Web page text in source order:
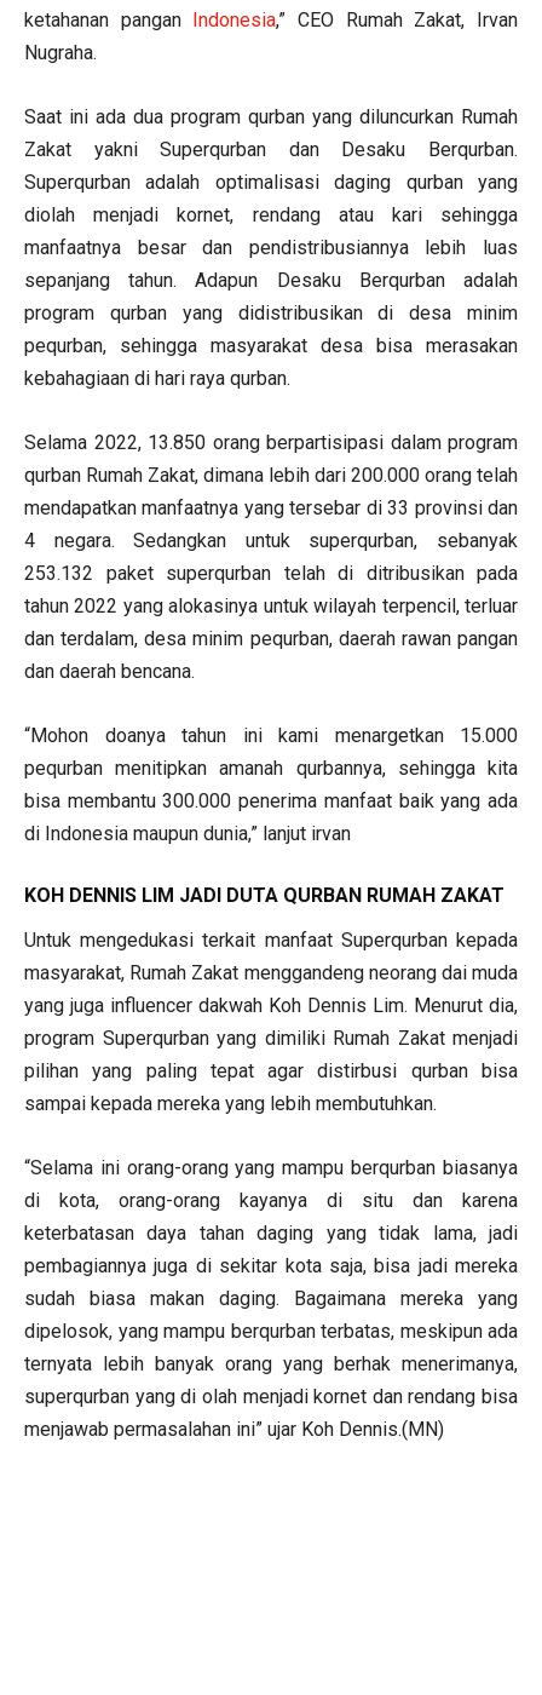
ketahanan pangan Indonesia,” CEO Rumah Zakat, Irvan
Nugraha.
Saat ini ada dua program qurban yang diluncurkan Rumah
Zakat yakni Superqurban dan Desaku Berqurban.
Superqurban adalah optimalisasi daging qurban yang
diolah menjadi kornet, rendang atau kari sehingga
manfaatnya besar dan pendistribusiannya lebih luas
sepanjang tahun. Adapun Desaku Berqurban adalah
program qurban yang didistribusikan di desa minim
pequrban, sehingga masyarakat desa bisa merasakan
kebahagiaan di hari raya qurban.
Selama 2022, 13.850 orang berpartisipasi dalam program
qurban Rumah Zakat, dimana lebih dari 200.000 orang telah
mendapatkan manfaatnya yang tersebar di 33 provinsi dan
4 negara. Sedangkan untuk superqurban, sebanyak
253.132 paket superqurban telah di ditribusikan pada
tahun 2022 yang alokasinya untuk wilayah terpencil, terluar
dan terdalam, desa minim pequrban, daerah rawan pangan
dan daerah bencana.
“Mohon doanya tahun ini kami menargetkan 15.000
pequrban menitipkan amanah qurbannya, sehingga kita
bisa membantu 300.000 penerima manfaat baik yang ada
di Indonesia maupun dunia,” lanjut irvan
KOH DENNIS LIM JADI DUTA QURBAN RUMAH ZAKAT
Untuk mengedukasi terkait manfaat Superqurban kepada
masyarakat, Rumah Zakat menggandeng neorang dai muda
yang juga influencer dakwah Koh Dennis Lim. Menurut dia,
program Superqurban yang dimiliki Rumah Zakat menjadi
pilihan yang paling tepat agar distirbusi qurban bisa
sampai kepada mereka yang lebih membutuhkan.
“Selama ini orang-orang yang mampu berqurban biasanya
di kota, orang-orang kayanya di situ dan karena
keterbatasan daya tahan daging yang tidak lama, jadi
pembagiannya juga di sekitar kota saja, bisa jadi mereka
sudah biasa makan daging. Bagaimana mereka yang
dipelosok, yang mampu berqurban terbatas, meskipun ada
ternyata lebih banyak orang yang berhak menerimanya,
superqurban yang di olah menjadi kornet dan rendang bisa
menjawab permasalahan ini” ujar Koh Dennis.(MN)